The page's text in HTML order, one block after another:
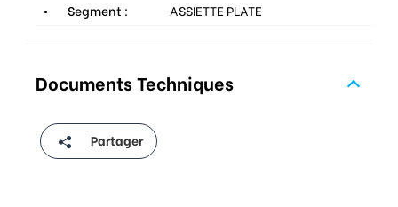
Segment : ASSIETTE PLATE
Documents Techniques
Partager